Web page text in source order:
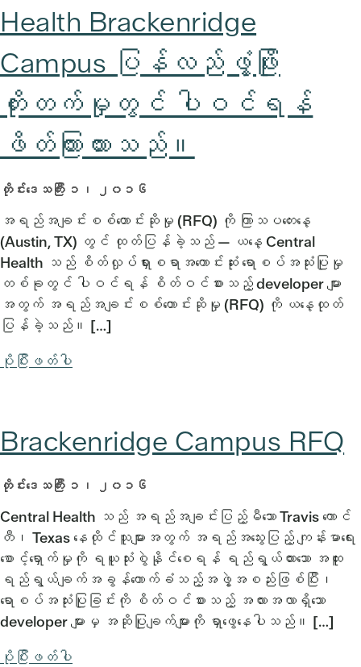
Health Brackenridge
Campus ပြန်လည်ဖွံ့ဖြိုး
တိုးတက်မှုတွင် ပါဝင်ရန်
ဖိတ်ကြားထားသည်။
တိုင်းဒေသကြီး ၁၊ ၂၀၁၆
အရည်အချင်းစစ်တောင်းဆိုမှု (RFQ) ကို ကြာသပတေးနေ့
(Austin, TX) တွင် ထုတ်ပြန်ခဲ့သည် — ယနေ့ Central
Health သည် စိတ်လှုပ်ရှားစရာအကောင်းဆုံး ရောစပ်အသုံးပြုမှု
တစ်ခုတွင် ပါဝင်ရန် စိတ်ဝင်စားသည့် developer များ
အတွက် အရည်အချင်းစစ်တောင်းဆိုမှု (RFQ) ကို ယနေ့ထုတ်
ပြန်ခဲ့သည်။ […]
ပိုပြီးဖတ်ပါ
Brackenridge Campus RFQ
တိုင်းဒေသကြီး ၁၊ ၂၀၁၆
Central Health သည် အရည်အချင်းပြည့်မီသော Travis ကောင်
တီ၊ Texas နေထိုင်သူများအတွက် အရည်အသွေးပြည့် ကျန်းမာရေး
စောင့်ရှောက်မှုကို ရယူသုံးစွဲနိုင်စေရန် ရည်ရွယ်ထားသော အထူး
ရည်ရွယ်ချက်အခွန်ကောက်ခံသည့်အဖွဲ့အစည်းဖြစ်ပြီး၊
ရောစပ်အသုံးပြုခြင်းကို စိတ်ဝင်စားသည့် အလားအလာရှိသော
developer များမှ အဆိုပြုချက်များကို ရှာဖွေနေပါသည်။ […]
ပိုပြီးဖတ်ပါ